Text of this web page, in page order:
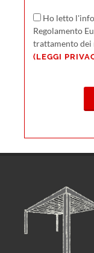
Ho letto
Regolamento
trattamento dei
(LEGGI